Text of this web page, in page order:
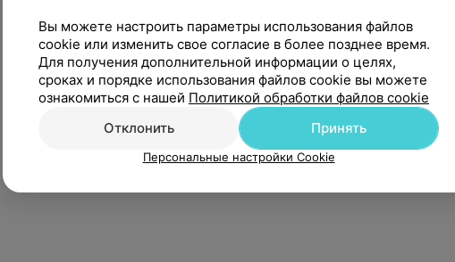
Вы можете настроить параметры использования файлов
cookie или изменить свое согласие в более позднее время.
Для получения дополнительной информации о целях,
сроках и порядке использования файлов cookie вы можете
ознакомиться с нашей Политикой обработки файлов cookie
Отклонить
Принять
Персональные настройки Cookie